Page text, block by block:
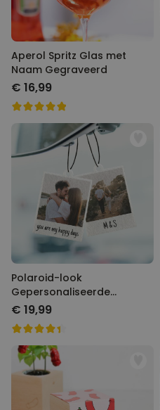
Aperol Spritz Glas met
Naam Gegraveerd
€ 16,99
Polaroid-look
Gepersonaliseerde
Geurhanger set van 2
€ 19,99